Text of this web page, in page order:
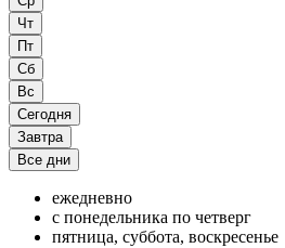
Чт
Пт
Сб
Вс
Сегодня
Завтра
Все дни
ежедневно
с понедельника по четверг
пятница, суббота, воскресенье